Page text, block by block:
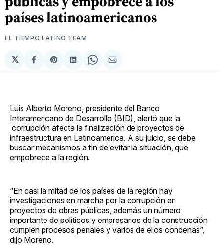
países latinoamericanos
EL TIEMPO LATINO TEAM
𝕏
Compartir
en
Share
on
Compartir
en
Share
on
Compartir
via
Luis Alberto Moreno, presidente del Banco
Interamericano de Desarrollo (BID), alertó que la
corrupción afecta la finalización de proyectos de
infraestructura en Latinoamérica. A su juicio, se debe
buscar mecanismos a fin de evitar la situación, que
empobrece a la región.
“En casi la mitad de los países de la región hay
investigaciones en marcha por la corrupción en
proyectos de obras públicas, además un número
importante de políticos y empresarios de la construcción
cumplen procesos penales y varios de ellos condenas”,
dijo Moreno.